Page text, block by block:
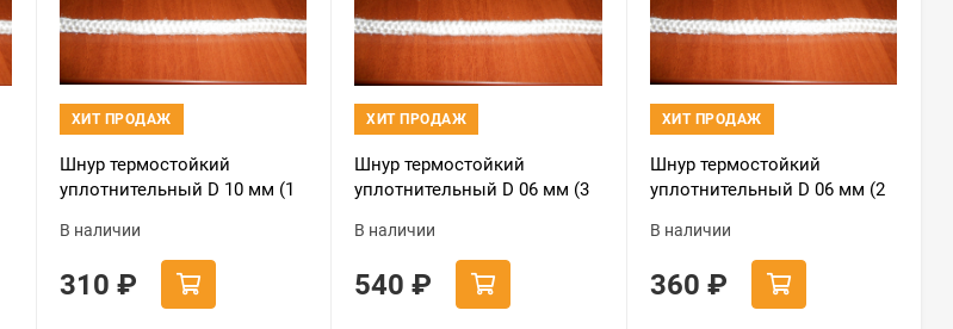
ХИТ ПРОДАЖ
Шнур термостойкий
уплотнительный D 10 мм (1
В наличии
310 ₽
ХИТ ПРОДАЖ
Шнур термостойкий
уплотнительный D 06 мм (3
В наличии
540 ₽
ХИТ ПРОДАЖ
Шнур термостойкий
уплотнительный D 06 мм (2
В наличии
360 ₽